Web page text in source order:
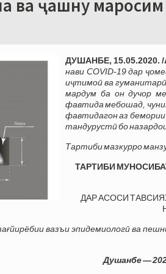
ва ҷашну
ДУШАНБЕ, 15.05.2020.
нави COVID-19 дар
иҷтимоӣ ва
мардум ба он дучор
фавтида мебошад,
фавтидагон аз
тандурустӣ бо
Тартиби мазкурро
ТАРТИБИ
ДАР АСОСИ
вазъи эпидемиологӣ ва
Душанбе —